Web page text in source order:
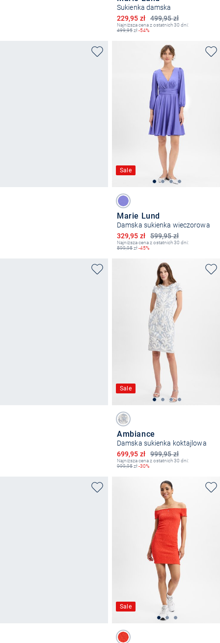
Sukienka damska
499,95 zł
Obniżona cena
229,95 zł
Najniższa cena z ostatnich 30 dni:
499,95zł-54%
Sale
Marie Lund
Damska sukienka wieczorowa
599,95 zł
Obniżona cena
329,95 zł
Najniższa cena z ostatnich 30 dni:
599,95zł-45%
Sale
Ambiance
Damska sukienka koktajlowa
999,95 zł
Obniżona cena
699,95 zł
Najniższa cena z ostatnich 30 dni:
999,95zł-30%
Sale